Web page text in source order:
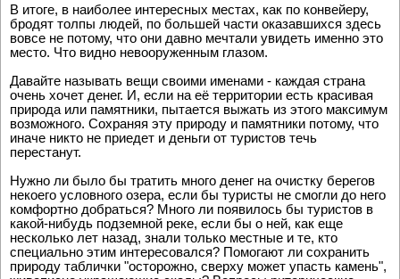
В итоге, в наиболее интересных местах, как по конвейеру,
бродят толпы людей, по большей части оказавшихся здесь
вовсе не потому, что они давно мечтали увидеть именно это
место. Что видно невооруженным глазом.
Давайте называть вещи своими именами - каждая страна
очень хочет денег. И, если на её территории есть красивая
природа или памятники, пытается выжать из этого максимум
возможного. Сохраняя эту природу и памятники потому, что
иначе никто не приедет и деньги от туристов течь
перестанут.
Нужно ли было бы тратить много денег на очистку берегов
некоего условного озера, если бы туристы не смогли до него
комфортно добраться? Много ли появилось бы туристов в
какой-нибудь подземной реке, если бы о ней, как еще
несколько лет назад, знали только местные и те, кто
специально этим интересовался? Помогают ли сохранить
природу таблички "осторожно, сверху может упасть камень",